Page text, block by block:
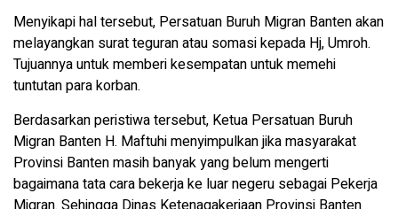
Menyikapi hal tersebut, Persatuan Buruh Migran Banten akan
melayangkan surat teguran atau somasi kepada Hj, Umroh.
Tujuannya untuk memberi kesempatan untuk memehi
tuntutan para korban.
Berdasarkan peristiwa tersebut, Ketua Persatuan Buruh
Migran Banten H. Maftuhi menyimpulkan jika masyarakat
Provinsi Banten masih banyak yang belum mengerti
bagaimana tata cara bekerja ke luar negeru sebagai Pekerja